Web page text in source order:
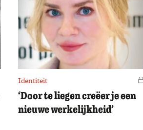
Identiteit
‘Door te liegen creëer je een
nieuwe werkelijkheid’